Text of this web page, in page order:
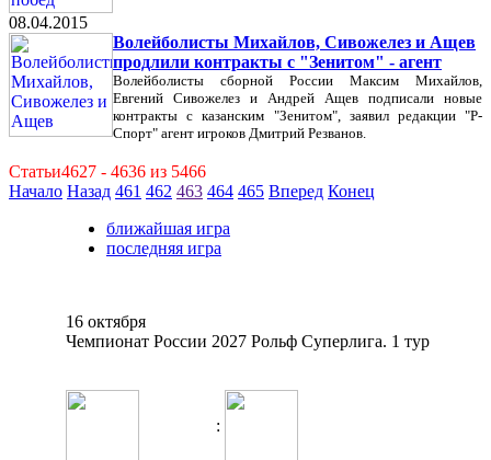
08.04.2015
Волейболисты Михайлов, Сивожелез и Ащев
продлили контракты с "Зенитом" - агент
Волейболисты сборной России Максим Михайлов,
Евгений Сивожелез и Андрей Ащев подписали новые
контракты с казанским "Зенитом", заявил редакции "Р-
Спорт" агент игроков Дмитрий Резванов.
Статьи4627 - 4636 из 5466
Начало Назад 461 462 463 464 465 Вперед Конец
ближайшая игра
последняя игра
16 октября
Чемпионат России 2027 Рольф Суперлига. 1 тур
: